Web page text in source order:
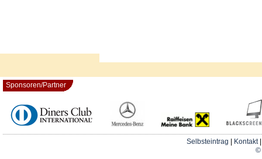
Sponsoren/Partner
Selbsteintrag Kontakt
©